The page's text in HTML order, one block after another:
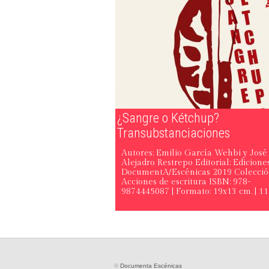
¿Sangre o Kétchup?
Transubstanciaciones
Autores: Emilio García Wehbi y José
Alejadro Restrepo Editorial:
DocumentA/Escénicas 2019
Acciones de escritura ISBN: 978-
9874445087 | Formato: 19x13 cm. |
©Documenta Escénicas